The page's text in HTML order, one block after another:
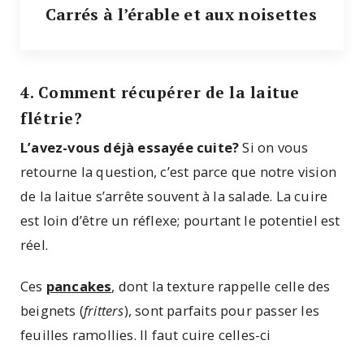
Carrés à l’érable et aux noisettes
4. Comment récupérer de la laitue
flétrie?
L’avez-vous déjà essayée cuite?Si on vous
retourne la question, c’est parce que notre vision
de la laitue s’arrête souvent à la salade. La cuire
est loin d’être un réflexe; pourtant le potentiel est
réel.
Ces pancakes, dont la texture rappelle celle des
beignets (fritters), sont parfaits pour passer les
feuilles ramollies. Il faut cuire celles-ci